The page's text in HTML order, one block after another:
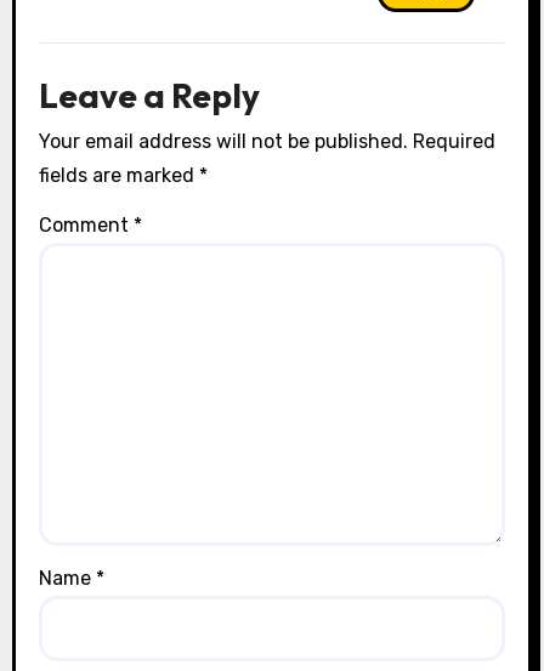
Leave a Reply
Your email address will not be published. Required
fields are marked *
Comment *
Name *